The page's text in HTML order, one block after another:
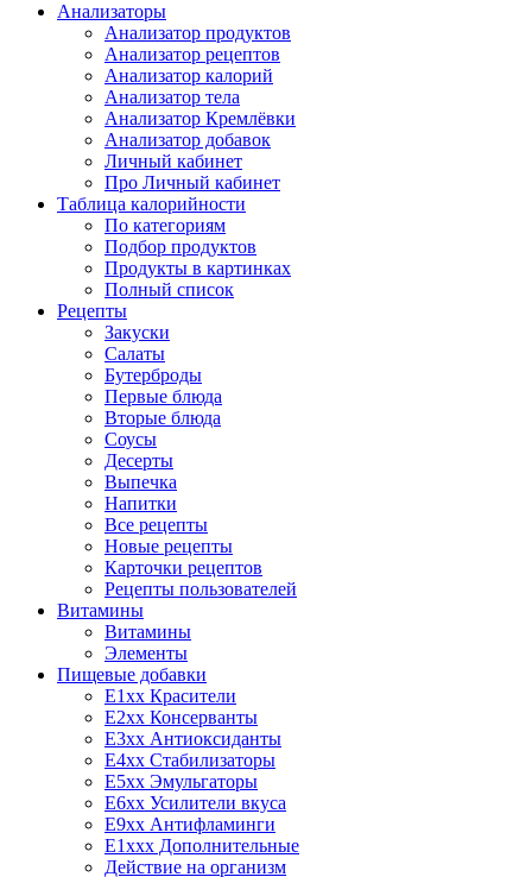
Анализаторы
Анализатор продуктов
Анализатор рецептов
Анализатор калорий
Анализатор тела
Анализатор Кремлёвки
Анализатор добавок
Личный кабинет
Про Личный кабинет
Таблица калорийности
По категориям
Подбор продуктов
Продукты в картинках
Полный список
Рецепты
Закуски
Салаты
Бутерброды
Первые блюда
Вторые блюда
Соусы
Десерты
Выпечка
Напитки
Все рецепты
Новые рецепты
Карточки рецептов
Рецепты пользователей
Витамины
Витамины
Элементы
Пищевые добавки
E1xx Красители
E2xx Консерванты
E3xx Антиоксиданты
E4xx Стабилизаторы
E5xx Эмульгаторы
E6xx Усилители вкуса
E9xx Антифламинги
E1xxx Дополнительные
Действие на организм